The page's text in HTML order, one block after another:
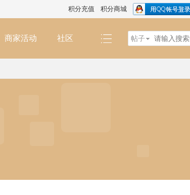
积分充值 积分商城
商家活动 社区 帖子